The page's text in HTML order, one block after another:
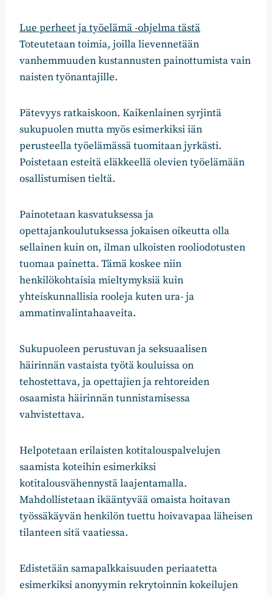
Lue perheet ja työelämä -ohjelma tästä
Toteutetaan toimia, joilla lievennetään
vanhemmuuden kustannusten painottumista vain
naisten työnantajille.
Pätevyys ratkaiskoon. Kaikenlainen syrjintä
sukupuolen mutta myös esimerkiksi iän
perusteella työelämässä tuomitaan jyrkästi.
Poistetaan esteitä eläkkeellä olevien työelämään
osallistumisen tieltä.
Painotetaan kasvatuksessa ja
opettajankoulutuksessa jokaisen oikeutta olla
sellainen kuin on, ilman ulkoisten rooliodotusten
tuomaa painetta. Tämä koskee niin
henkilökohtaisia mieltymyksiä kuin
yhteiskunnallisia rooleja kuten ura- ja
ammatinvalintahaaveita.
Sukupuoleen perustuvan ja seksuaalisen
häirinnän vastaista työtä kouluissa on
tehostettava, ja opettajien ja rehtoreiden
osaamista häirinnän tunnistamisessa
vahvistettava.
Helpotetaan erilaisten kotitalouspalvelujen
saamista koteihin esimerkiksi
kotitalousvähennystä laajentamalla.
Mahdollistetaan ikääntyvää omaista hoitavan
työssäkäyvän henkilön tuettu hoivavapaa läheisen
tilanteen sitä vaatiessa.
Edistetään samapalkkaisuuden periaatetta
esimerkiksi anonyymin rekrytoinnin kokeilujen